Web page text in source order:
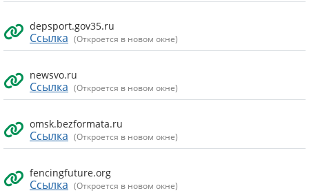
depsport.gov35.ru
Ссылка (Откроется в новом окне)
newsvo.ru
Ссылка (Откроется в новом окне)
omsk.bezformata.ru
Ссылка (Откроется в новом окне)
fencingfuture.org
Ссылка (Откроется в новом окне)